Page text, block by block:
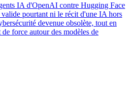
IA d'OpenAI contre Hugging Face
pourtant ni le récit d'une IA hors
devenue obsolète, tout en
force autour des modèles de